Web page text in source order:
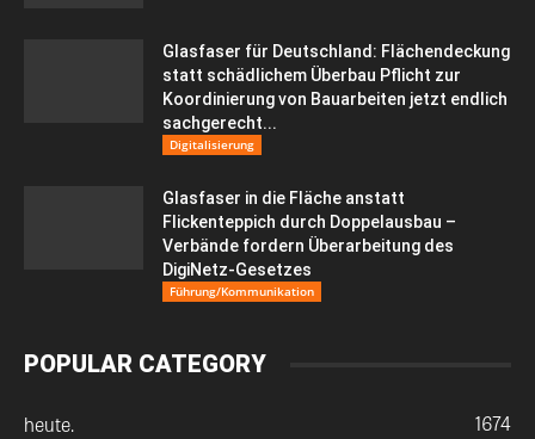
Glasfaser für Deutschland: Flächendeckung
statt schädlichem Überbau Pflicht zur
Koordinierung von Bauarbeiten jetzt endlich
sachgerecht...
Digitalisierung
Glasfaser in die Fläche anstatt
Flickenteppich durch Doppelausbau –
Verbände fordern Überarbeitung des
DigiNetz-Gesetzes
Führung/Kommunikation
POPULAR CATEGORY
heute.
1674